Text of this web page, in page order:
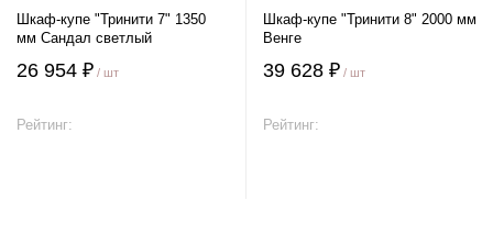
Шкаф-купе "Тринити 7" 1350
мм Сандал светлый
26 954 ₽ / шт
Рейтинг:
Шкаф-купе "Тринити 8" 2000 мм
Венге
39 628 ₽ / шт
Рейтинг: